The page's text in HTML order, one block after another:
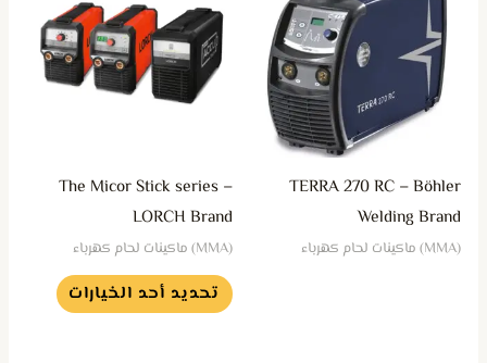
TERRA 270 RC – Böhler
Welding Brand
(MMA) ماكينات لحام كهرباء
The Micor Stick series –
LORCH Brand
(MMA) ماكينات لحام كهرباء
تحديد أحد الخيارات
من
المختلفة
صفحة